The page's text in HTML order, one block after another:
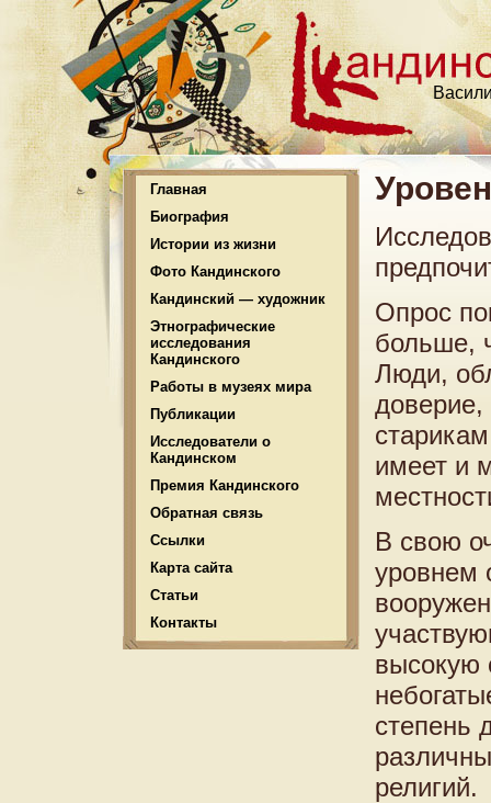
Главная
Биография
Истории из жизни
Фото Кандинского
Кандинский — художник
Этнографические
исследования
Кандинского
Работы в музеях мира
Публикации
Исследователи о
Кандинском
Премия Кандинского
Обратная связь
Ссылки
Карта сайта
Статьи
Контакты
Опрос
больше,
Люди,
имеет и
В свою
уровнем
высокую
степень
религий.